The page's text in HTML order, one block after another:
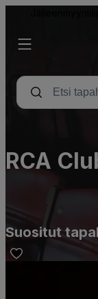
RCA
Suositut